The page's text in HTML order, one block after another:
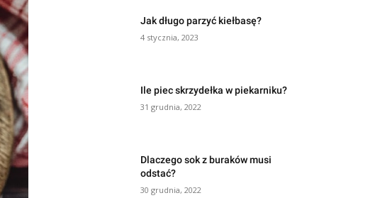
Jak długo parzyć kiełbasę?
4 stycznia, 2023
Ile piec skrzydełka w piekarniku?
31 grudnia, 2022
Dlaczego sok z buraków musi
odstać?
30 grudnia, 2022